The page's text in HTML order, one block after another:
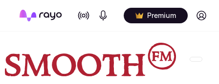
On Air Podcasts Premium Log in